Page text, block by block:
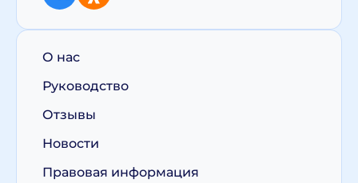
О нас
Руководство
Отзывы
Новости
Правовая информация